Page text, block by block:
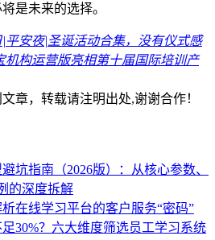
是未来的选择。
平安夜|圣诞活动合集，没有仪式感
机构运营版亮相第十届国际培训产
章，转载请注明出处,谢谢合作！
坑指南（2026版）：从核心参数、
的深度拆解
在线学习平台的客户服务“密码”
30%？六大维度筛选员工学习系统